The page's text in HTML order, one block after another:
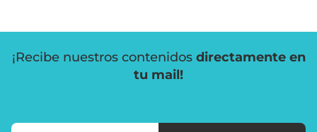
¡Recibe nuestros contenidos directamente en
tu mail!